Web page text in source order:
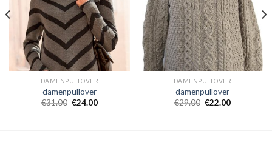
DAMENPULLOVER
damenpullover
€31.00 €24.00
DAMENPULLOVER
damenpullover
€29.00 €22.00